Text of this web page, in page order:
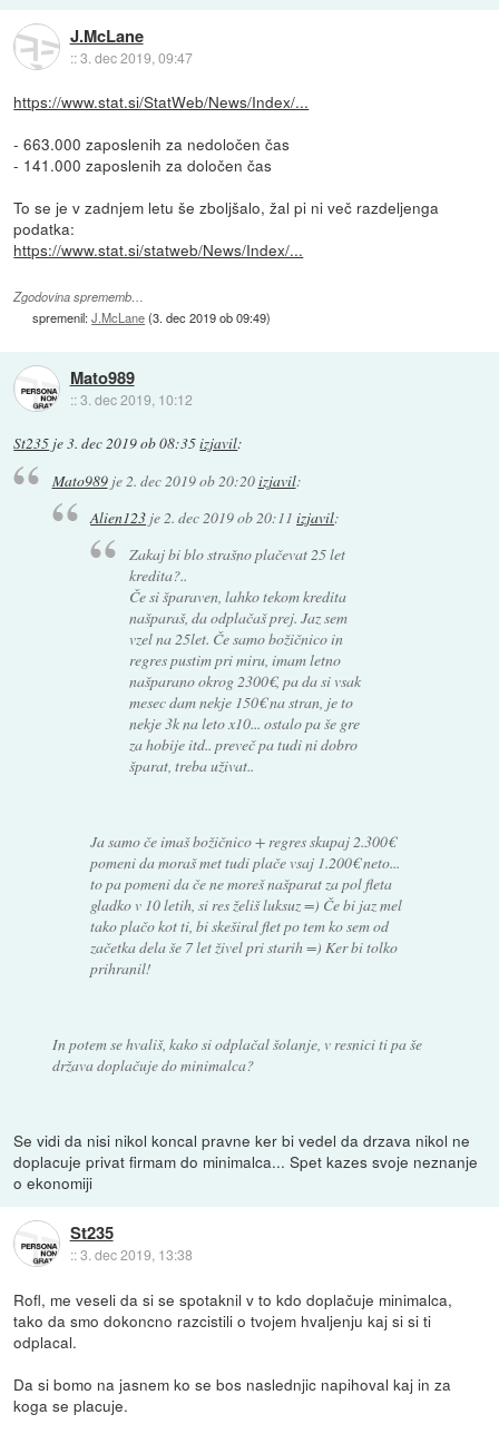
J.McLane
::3. dec 2019, 09:47
https://www.stat.si/StatWeb/News/Index/...
- 663.000 zaposlenih za nedoločen čas
- 141.000 zaposlenih za določen čas
To se je v zadnjem letu še zboljšalo, žal pi ni več razdeljenga
podatka:
https://www.stat.si/statweb/News/Index/...
Zgodovina sprememb…
spremenil:J.McLane(3. dec 2019 ob 09:49)
Mato989
::3. dec 2019, 10:12
St235 je3. dec 2019 ob 08:35izjavil:
Mato989je2. dec 2019 ob 20:20izjavil:
Alien123 je 2. dec 2019 ob 20:11 izjavil:
Zakaj bi blo strašno plačevat 25 let
kredita?..
Če si šparaven, lahko tekom kredita
našparaš, da odplačaš prej. Jaz sem
vzel na 25let. Če samo božičnico in
regres pustim pri miru, imam letno
našparano okrog 2300€, pa da si vsak
mesec dam nekje 150€ na stran, je to
nekje 3k na leto x10... ostalo pa še gre
za hobije itd.. preveč pa tudi ni dobro
šparat, treba uživat..
Ja samo če imaš božičnico + regres skupaj 2.300€
pomeni da moraš met tudi plače vsaj 1.200€ neto...
to pa pomeni da če ne moreš našparat za pol fleta
gladko v 10 letih, si res želiš luksuz =) Če bi jaz mel
tako plačo kot ti, bi skeširal flet po tem ko sem od
začetka dela še 7 let živel pri starih =) Ker bi tolko
prihranil!
In potem se hvališ, kako si odplačal šolanje, v resnici ti pa še
država doplačuje do minimalca?
Se vidi da nisi nikol koncal pravne ker bi vedel da drzava nikol ne
doplacuje privat firmam do minimalca... Spet kazes svoje neznanje
o ekonomiji
St235
::3. dec 2019, 13:38
Rofl, me veseli da si se spotaknil v to kdo doplačuje minimalca,
tako da smo dokoncno razcistili o tvojem hvaljenju kaj si si ti
odplacal.
Da si bomo na jasnem ko se bos naslednjic napihoval kaj in za
koga se placuje.